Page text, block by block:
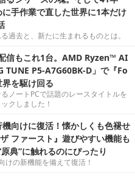
手作業で直した世界に1本だけ
過去と、新たに生まれるものとは。
信もこれ1台。AMD Ryzen™ AI
TUNE P5-A7G60BK-D」で『Fo
を駆け回る
ノートPCで話題のレースタイトルを
クしました！
向けに復活！懐かしくも色褪せ
ファースト』遊びやすい機能も
典”に触れるのにぴったり
けの新機能を備えて復活！